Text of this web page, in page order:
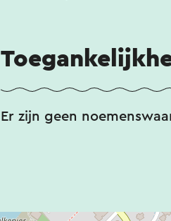
Er zijn geen